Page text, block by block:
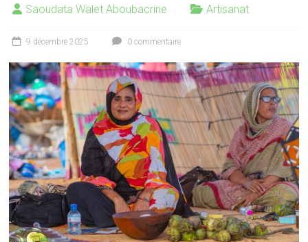
Saoudata Walet Aboubacrine Artisanat
9 décembre 2025 0 commentaire